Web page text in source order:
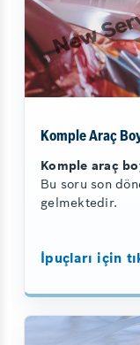
Komple Araç
Komple araç
Bu soru son
gelmektedir.
İpuçları için